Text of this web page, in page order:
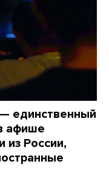
единственный
афише
из России,